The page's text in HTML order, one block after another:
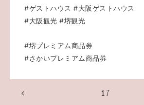
#ゲストハウス #大阪ゲストハウス
#大阪観光 #堺観光
#堺プレミアム商品券
#さかいプレミアム商品券
17